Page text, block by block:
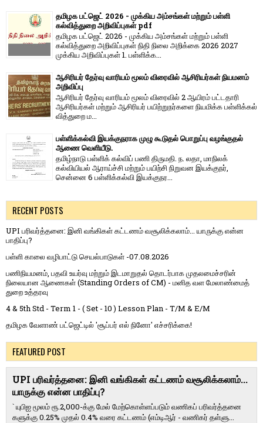
தமிழக பட்ஜெட் 2026 - முக்கிய அம்சங்கள் மற்றும் பள்ளி
கல்வித்துறை அறிவிப்புகள் pdf
தமிழக பட்ஜெட் 2026 - முக்கிய அம்சங்கள் மற்றும் பள்ளி
கல்வித்துறை அறிவிப்புகள் நிதி நிலை அறிக்கை 2026 2027
முக்கிய அறிவிப்புகள் 1. பள்ளிக்க...
ஆசிரியர் தேர்வு வாரியம் மூலம் விரைவில் ஆசிரியர்கள் நியமனம்
அறிவிப்பு
ஆசிரியர் தேர்வு வாரி​யம் மூலம் விரை​வில் 2 ஆயிரம் பட்​ட​தாரி
ஆசிரியர்​கள் மற்​றும் ஆசிரியர் பயிற்றுநர்​களை நியமிக்க பள்​ளிக்​கல்​
வித்​துறை ம...
பள்ளிக்கல்வி இயக்குநராக முழு கூடுதல் பொறுப்பு வழங்குதல்
ஆணை வெளியீடு.
தமிழ்நாடு பள்ளிக் கல்விப் பணி திருமதி. ந. லதா, மாநிலக்
கல்வியியல் ஆராய்ச்சி மற்றும் பயிற்சி நிறுவன இயக்குநர்,
சென்னை 6 பள்ளிக்கல்வி இயக்குநர...
RECENT POSTS
UPI பரிவர்த்தனை: இனி வங்கிகள் கட்டணம் வசூலிக்கலாம்... யாருக்கு என்ன
பாதிப்பு?
பள்ளி காலை வழிபாட்டு செயல்பாடுகள் -07.08.2026
பணிநியமனம், பதவி உயர்வு மற்றும் இடமாறுதல் தொடர்பாக முதலமைச்சரின்
நிலையான ஆணைகள் (Standing Orders of CM) - மனித வள மேலாண்மைத்
துறை உத்தரவு
4 & 5th Std - Term 1 - ( Set - 10 ) Lesson Plan - T/M & E/M
தமிழக வேளாண் பட்ஜெட்டில் 'சூப்பர் எல் நினோ' எச்சரிக்கை!
FEATURED POST
UPI பரிவர்த்தனை: இனி வங்கிகள் கட்டணம் வசூலிக்கலாம்...
யாருக்கு என்ன பாதிப்பு?
` யுபிஐ மூலம் ரூ.2,000-க்கு மேல் மேற்​கொள்​ளப்​படும் வணி​கப் பரிவர்த்​தனை​
களுக்கு 0.25% முதல் 0.4% வரை கட்​ட​ணம் (எம்​டிஆர் - வணி​கர் தள்​ளு...